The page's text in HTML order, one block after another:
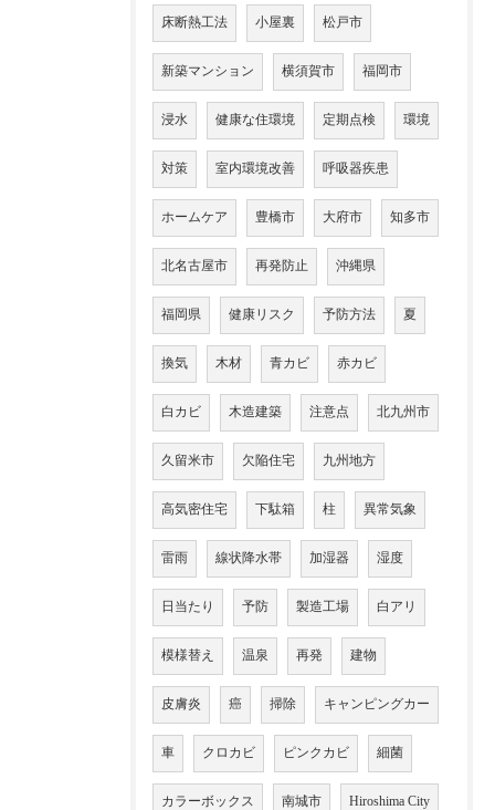
床断熱工法 小屋裏 松戸市
新築マンション 横須賀市 福岡市
浸水 健康な住環境 定期点検 環境
対策 室内環境改善 呼吸器疾患
ホームケア 豊橋市 大府市 知多市
北名古屋市 再発防止 沖縄県
福岡県 健康リスク 予防方法 夏
換気 木材 青カビ 赤カビ
白カビ 木造建築 注意点 北九州市
久留米市 欠陥住宅 九州地方
高気密住宅 下駄箱 柱 異常気象
雷雨 線状降水帯 加湿器 湿度
日当たり 予防 製造工場 白アリ
模様替え 温泉 再発 建物
皮膚炎 癌 掃除 キャンピングカー
車 クロカビ ピンクカビ 細菌
カラーボックス 南城市 Hiroshima City